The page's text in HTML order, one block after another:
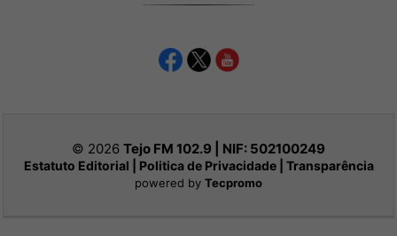
© 2026 Tejo FM 102.9 | NIF: 502100249
Estatuto Editorial Politica de Privacidade| Transparência
powered by Tecpromo